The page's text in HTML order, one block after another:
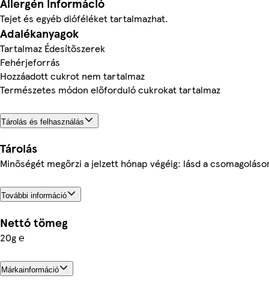
Tejet és egyéb dióféléket tartalmazhat.
Adalékanyagok
Tartalmaz Édesítőszerek
Fehérjeforrás
Hozzáadott cukrot nem tartalmaz
Természetes módon előforduló cukrokat tartalmaz
Tárolás és felhasználás
Tárolás
Minőségét megőrzi a jelzett hónap végéig: lásd a
További információ
Nettó tömeg
20g ℮
Márkainformáció